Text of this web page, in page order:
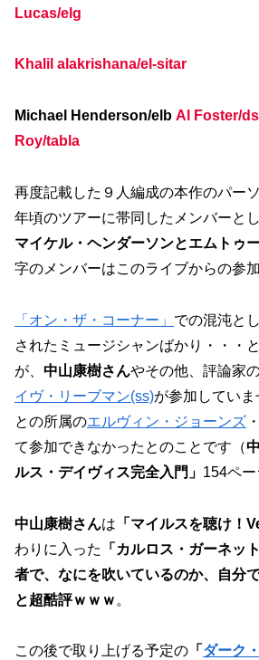
Lucas/elg
Khalil alakrishana/el-sitar
Michael Henderson/elb Al Foster/ds
Roy/tabla
再度記載した９人編成の本作のパー
年頃のツアーに帯同したメンバーと
マイケル・ヘンダーソンとエムトゥ
字のメンバーはこのライブからの参
「オン・ザ・コーナー」 での混沌と
されたミュージシャンばかり・・・
が、 中山康樹さんやその他、評論家
イヴ・リーブマン(ss)が参加してい
との所属のエルヴィン・ジョーンズ
て参加できなかったとのことです（
ルス・デイヴィス完全入門」 154ペー
中山康樹さんは 「マイルスを聴け！
わりに入った
「カルロス・ガーネッ
者で、なにを吹いているのか、自分
と超酷評ｗｗｗ 。
この後で取り上げる予定の 「 ダーク